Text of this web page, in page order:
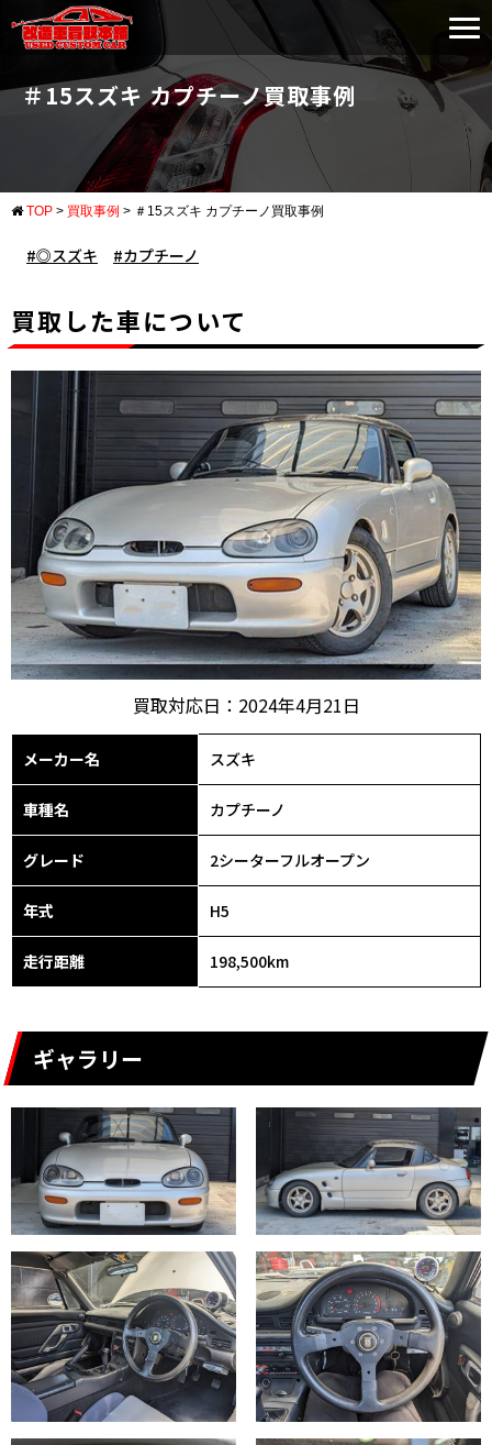
＃15スズキ カプチーノ買取事例
TOP > 買取事例 > ＃15スズキ カプチーノ買取事例
◎スズキ カプチーノ
買取した車について
買取対応日：2024年4月21日
メーカー名 スズキ
車種名 カプチーノ
グレード 2シーターフルオープン
年式 H5
走行距離 198,500km
ギャラリー